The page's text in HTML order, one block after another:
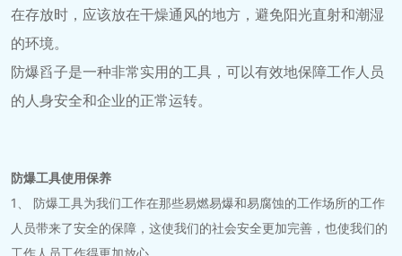
在存放时，应该放在干燥通风的地方，避免阳光直射和潮湿
的环境。
防爆舀子是一种非常实用的工具，可以有效地保障工作人员
的人身安全和企业的正常运转。
防爆工具使用保养
1、 防爆工具为我们工作在那些易燃易爆和易腐蚀的工作场所的工作
人员带来了安全的保障，这使我们的社会安全更加完善，也使我们的